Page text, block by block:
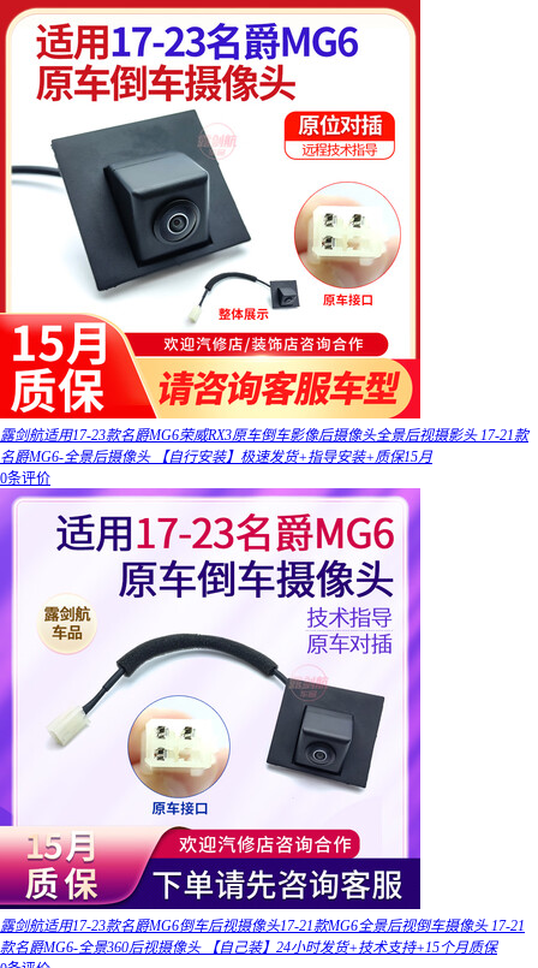
露剑航适用17-23款名爵MG6荣威RX3原车倒车影像后摄像头全景后视摄影头 17-21款
名爵MG6-全景后摄像头 【自行安装】极速发货+指导安装+质保15月
0条评价
露剑航适用17-23款名爵MG6倒车后视摄像头17-21款MG6全景后视倒车摄像头 17-21
款名爵MG6-全景360后视摄像头 【自己装】24小时发货+技术支持+15个月质保